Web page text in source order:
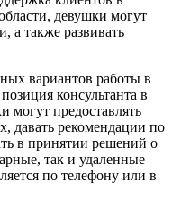
девушки могут
а также развивать
вариантов работы в
консультанта в
могут предоставлять
давать рекомендации по
в принятии решений о
так и удаленные
по телефону или в